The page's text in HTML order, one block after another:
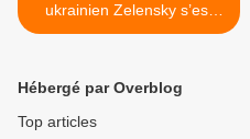
ukrainien Zelensky s’est
plaint que l’Europe
Hébergé par Overblog
Top articles